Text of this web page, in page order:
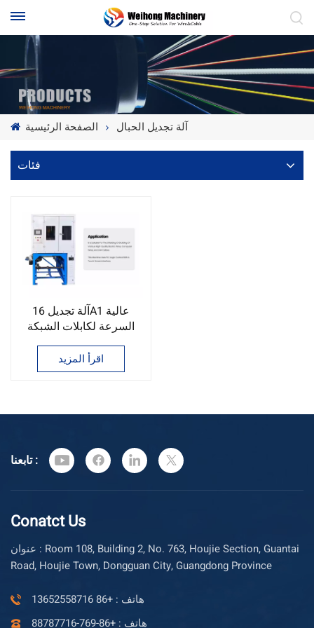
الصفحة الرئيسية آلة تجديل الحبال
فئات
آلة تجديل 16A1 عالية
السرعة لكابلات الشبكة
المحلية SF/UTP S/FTP
اقرأ المزيد
تابعنا :
Conatct Us
عنوان : Room 108, Building 2, No. 763, Houjie Section, Guantai
Road, Houjie Town, Dongguan City, Guangdong Province
هاتف : +86 13652558716
هاتف : +86-769-88787716